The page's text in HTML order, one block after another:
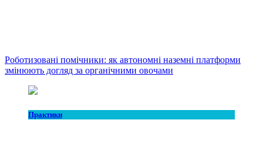
Роботизовані помічники: як автономні наземні платформи
змінюють догляд за органічними овочами
Практики